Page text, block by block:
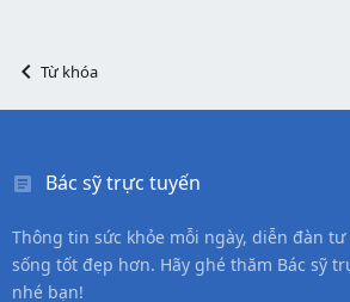
Từ khóa
Bác sỹ trực tuyến
Thông tin sức khỏe mỗi ngày, diễn đàn
sống tốt đẹp hơn. Hãy ghé thăm Bác sỹ
nhé bạn!